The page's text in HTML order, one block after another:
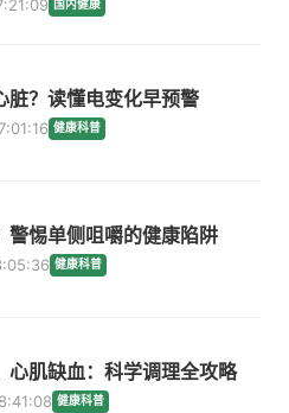
国内健康
脏？读懂电变化早预警
健康科普
警惕单侧咀嚼的健康陷阱
健康科普
心肌缺血：科学调理全攻略
健康科普